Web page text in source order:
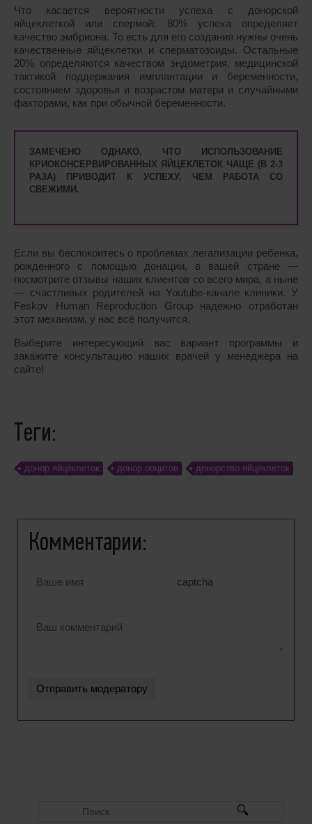
Что касается вероятности успеха с донорской
яйцеклеткой или спермой: 80% успеха определяет
качество эмбриона. То есть для его создания нужны очень
качественные яйцеклетки и сперматозоиды. Остальные
20% определяются качеством эндометрия, медицинской
тактикой поддержания имплантации и беременности,
состоянием здоровья и возрастом матери и случайными
факторами, как при обычной беременности.
ЗАМЕЧЕНО ОДНАКО, ЧТО ИСПОЛЬЗОВАНИЕ
КРИОКОНСЕРВИРОВАННЫХ ЯЙЦЕКЛЕТОК ЧАЩЕ (В 2-3
РАЗА) ПРИВОДИТ К УСПЕХУ, ЧЕМ РАБОТА СО
СВЕЖИМИ.
Если вы беспокоитесь о проблемах легализации ребенка,
рожденного с помощью донации, в вашей стране ―
посмотрите отзывы наших клиентов со всего мира, а ныне
― счастливых родителей на Youtube-канале клиники. У
Feskov Human Reproduction Group надежно отработан
этот механизм, у нас всё получится.
Выберите интересующий вас вариант программы и
закажите консультацию наших врачей у менеджера на
сайте!
Теги:
донор яйцеклеток донор ооцитов донорство яйцеклеток
Комментарии:
captcha